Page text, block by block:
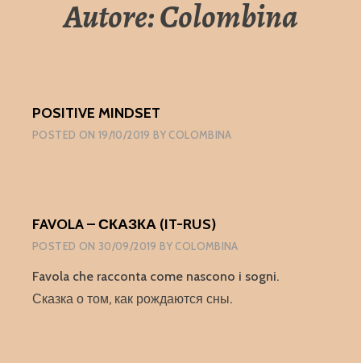
Autore:Colombina
POSITIVE MINDSET
POSTED ON 19/10/2019 BY COLOMBINA
FAVOLA – СКАЗКА (IT-RUS)
POSTED ON 30/09/2019 BY COLOMBINA
Favola che racconta come nascono i sogni.
Сказка о том, как рождаются сны.